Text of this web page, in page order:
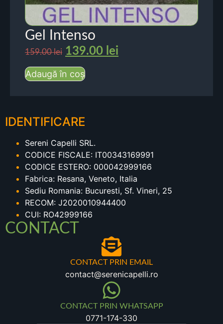
Gel Intenso
159.00lei 139.00 lei
Adaugă în coș
IDENTIFICARE
Sereni Capelli SRL.
CODICE FISCALE: IT00343169991
CODICE ESTERO: 000042999166
Fabrica: Resana, Veneto, Italia
Sediu Romania: Bucuresti, Sf. Vineri, 25
RECOM: J2020010944400
CUI: RO42999166
CONTACT
CONTACT PRIN EMAIL
contact@serenicapelli.ro
CONTACT PRIN WHATSAPP
0771-174-330